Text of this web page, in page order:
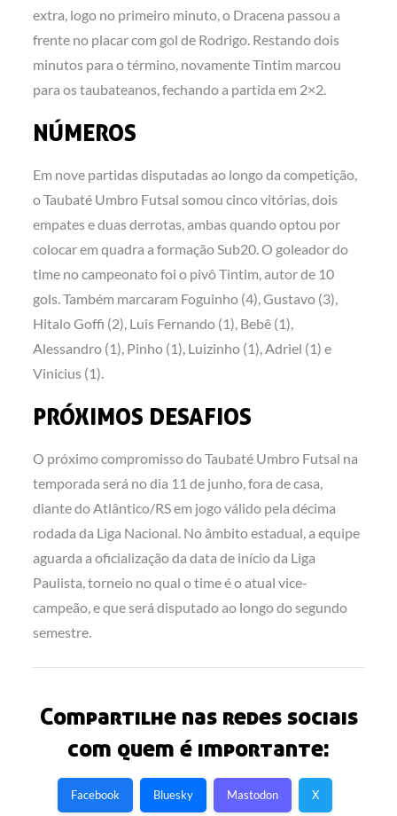
extra, logo no primeiro minuto, o Dracena passou a
frente no placar com gol de Rodrigo. Restando dois
minutos para o término, novamente Tintim marcou
para os taubateanos, fechando a partida em 2×2.
NÚMEROS
Em nove partidas disputadas ao longo da competição,
o Taubaté Umbro Futsal somou cinco vitórias, dois
empates e duas derrotas, ambas quando optou por
colocar em quadra a formação Sub20. O goleador do
time no campeonato foi o pivô Tintim, autor de 10
gols. Também marcaram Foguinho (4), Gustavo (3),
Hitalo Goffi (2), Luis Fernando (1), Bebê (1),
Alessandro (1), Pinho (1), Luizinho (1), Adriel (1) e
Vinicius (1).
PRÓXIMOS DESAFIOS
O próximo compromisso do Taubaté Umbro Futsal na
temporada será no dia 11 de junho, fora de casa,
diante do Atlântico/RS em jogo válido pela décima
rodada da Liga Nacional. No âmbito estadual, a equipe
aguarda a oficialização da data de início da Liga
Paulista, torneio no qual o time é o atual vice-
campeão, e que será disputado ao longo do segundo
semestre.
Compartilhe nas redes sociais
com quem é importante:
Facebook Bluesky Mastodon X